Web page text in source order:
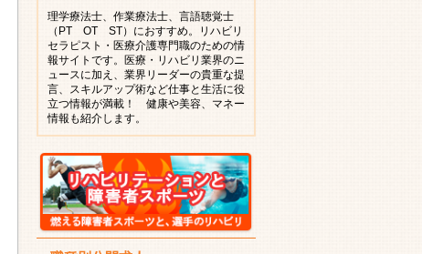
理学療法士、作業療法士、言語聴覚士
（PT OT ST）におすすめ。リハビリ
セラピスト・医療介護専門職のための情
報サイトです。医療・リハビリ業界のニ
ュースに加え、業界リーダーの貴重な提
言、スキルアップ術など仕事と生活に役
立つ情報が満載！ 健康や美容、マネー
情報も紹介します。